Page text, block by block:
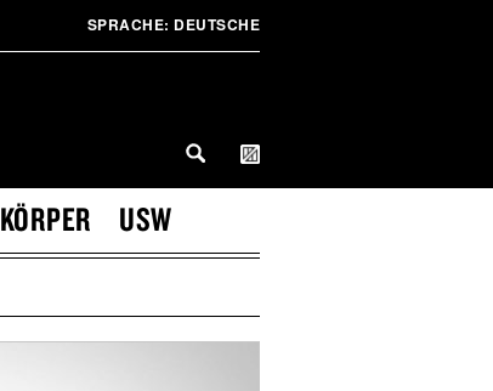
SPRACHE: DEUTSCHE
KÖRPER USW